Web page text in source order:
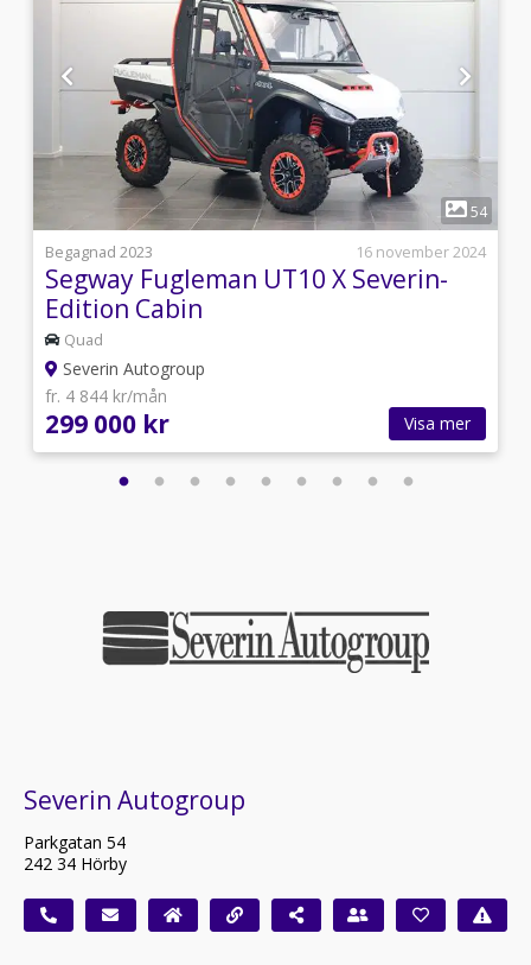
1
54
Begagnad 2023
16 november 2024
Segway Fugleman UT10 X Severin-
Edition Cabin
Quad
Severin Autogroup
fr. 4 844 kr/mån
299 000 kr Visa mer
Severin Autogroup
Parkgatan 54
242 34 Hörby